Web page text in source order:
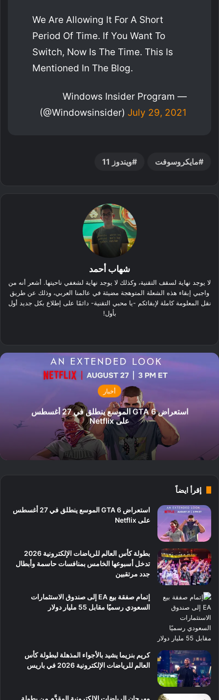
We Are Allowing It For A Short
Period Of Time. If You Want To
Switch, Now Is The Time. This Is
Mentioned In The Blog.
— Windows Insider Program
(@windowsinsider) July 29, 2021
مايكروسوفت ويندوز 11
شهاب أحمد
لا يوجد نهاية لسقف التقنية، وكذلك لا يوجد نهاية لشغفي ناحيتها. أشعر أنه من
واجبي إبقاء هذه الشعلة المتوهجة مضيئة في عالمنا العربي، وذلك عن طريق
نقل المعلومة كاملة لإبقائكم -يا محبي التقنية- دائمًا على إطلاع بكل جديد أول
بأول!
أخبار
استعراض GTA 6 الموسع ينطلق في 27 أغسطس
على Netflix
إقرأ ايضاً
استعراض GTA 6 الموسع ينطلق في 27 أغسطس
على Netflix
بطولة كأس العالم للرياضات الإلكترونية 2026
تدخل أسبوعها الخامس بمنافسات حاسمة وأبطال
جدد مرتقبين
إتمام صفقة بيع EA إلى صندوق الاستثمارات
السعودي رسميًا مقابل 55 مليار دولار
كريم بنزيما يشيد بالأجواء المذهلة لبطولة كأس
العالم للرياضات الإلكترونية 2026 في باريس
مهرجان الرياضات الإلكترونية المقدَّم من بطولة